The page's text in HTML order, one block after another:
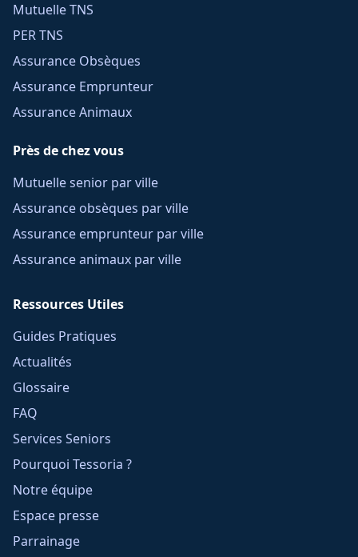
Mutuelle TNS
PER TNS
Assurance Obsèques
Assurance Emprunteur
Assurance Animaux
Près de chez vous
Mutuelle senior par ville
Assurance obsèques par ville
Assurance emprunteur par ville
Assurance animaux par ville
Ressources Utiles
Guides Pratiques
Actualités
Glossaire
FAQ
Services Seniors
Pourquoi Tessoria ?
Notre équipe
Espace presse
Parrainage